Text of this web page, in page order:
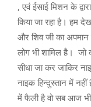
, एवं ईसाई मिशन के
किया जा रहा है। हम
और शिव जी का अपमान
लोग भी शामिल है।
सीधा जा कर जाकिर
नाइक हिन्दुस्तान में
में फैली है वो सब आज भी